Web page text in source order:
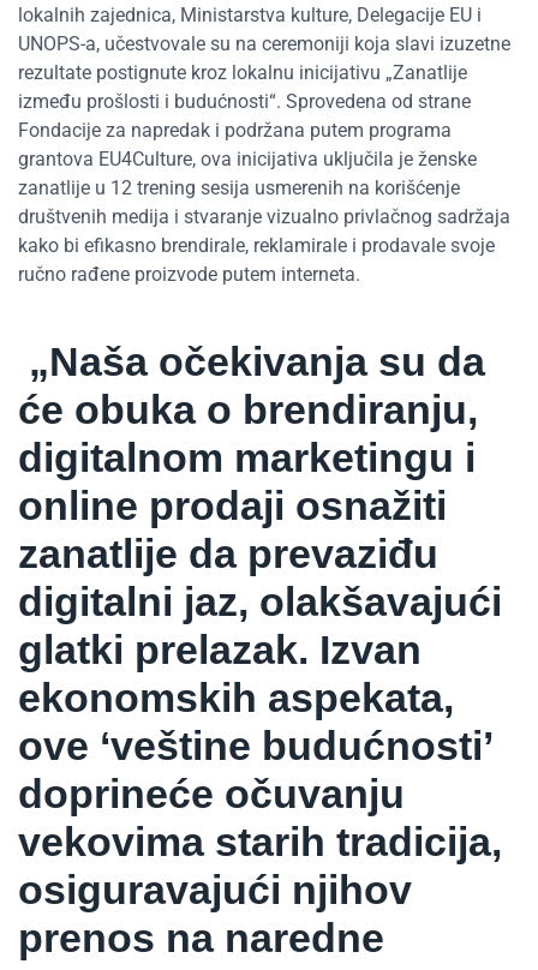
lokalnih zajednica, Ministarstva kulture, Delegacije EU i
UNOPS-a, učestvovale su na ceremoniji koja slavi izuzetne
rezultate postignute kroz lokalnu inicijativu „Zanatlije
između prošlosti i budućnosti“. Sprovedena od strane
Fondacije za napredak i podržana putem programa
grantova EU4Culture, ova inicijativa uključila je ženske
zanatlije u 12 trening sesija usmerenih na korišćenje
društvenih medija i stvaranje vizualno privlačnog sadržaja
kako bi efikasno brendirale, reklamirale i prodavale svoje
ručno rađene proizvode putem interneta.
„Naša očekivanja su da
će obuka o brendiranju,
digitalnom marketingu i
online prodaji osnažiti
zanatlije da prevaziđu
digitalni jaz, olakšavajući
glatki prelazak. Izvan
ekonomskih aspekata,
ove ‘veštine budućnosti’
doprineće očuvanju
vekovima starih tradicija,
osiguravajući njihov
prenos na naredne